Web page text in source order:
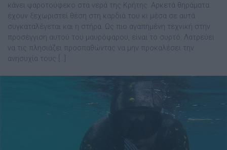
κάνει ψαροτούφεκο στα νερά της Κρήτης. Αρκετά θηράματα
έχουν ξεχωριστεί θέση στη καρδιά του κι μέσα σε αυτά
συγκαταλέγεται και η στήρα. Ως πιο αγαπημένη τεχνική στην
προσέγγιση αυτού του μαυρόψαρου, είναι το συρτό. Λατρεύει
να τις πλησιάζει προσπαθώντας να μην προκαλέσει την
ανησυχία τους […]